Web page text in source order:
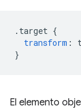
. target {
transform :
}
El elemento